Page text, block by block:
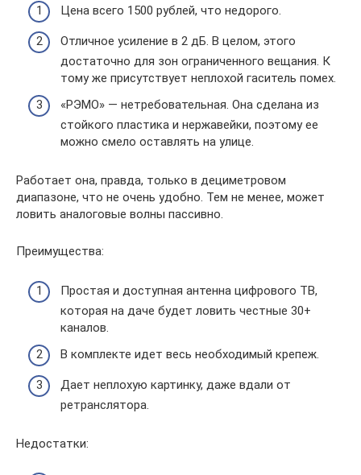
Цена всего 1500 рублей, что недорого.
Отличное усиление в 2 дБ. В целом, этого
достаточно для зон ограниченного вещания. К
тому же присутствует неплохой гаситель помех.
«РЭМО» — нетребовательная. Она сделана из
стойкого пластика и нержавейки, поэтому ее
можно смело оставлять на улице.
Работает она, правда, только в дециметровом
диапазоне, что не очень удобно. Тем не менее, может
ловить аналоговые волны пассивно.
Преимущества:
Простая и доступная антенна цифрового ТВ,
которая на даче будет ловить честные 30+
каналов.
В комплекте идет весь необходимый крепеж.
Дает неплохую картинку, даже вдали от
ретранслятора.
Недостатки: